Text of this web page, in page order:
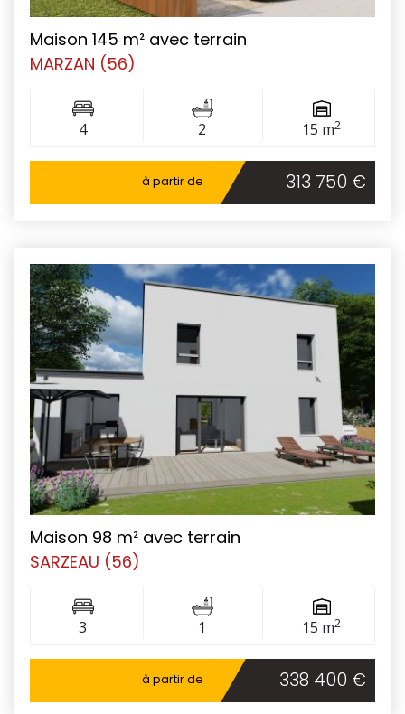
Maison 145 m² avec terrain
MARZAN (56)
4 2 15 m2
à partir de 313 750 €
Maison 98 m² avec terrain
SARZEAU (56)
3 1 15 m2
à partir de 338 400 €